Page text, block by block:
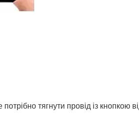
тягнути провід із кнопкою